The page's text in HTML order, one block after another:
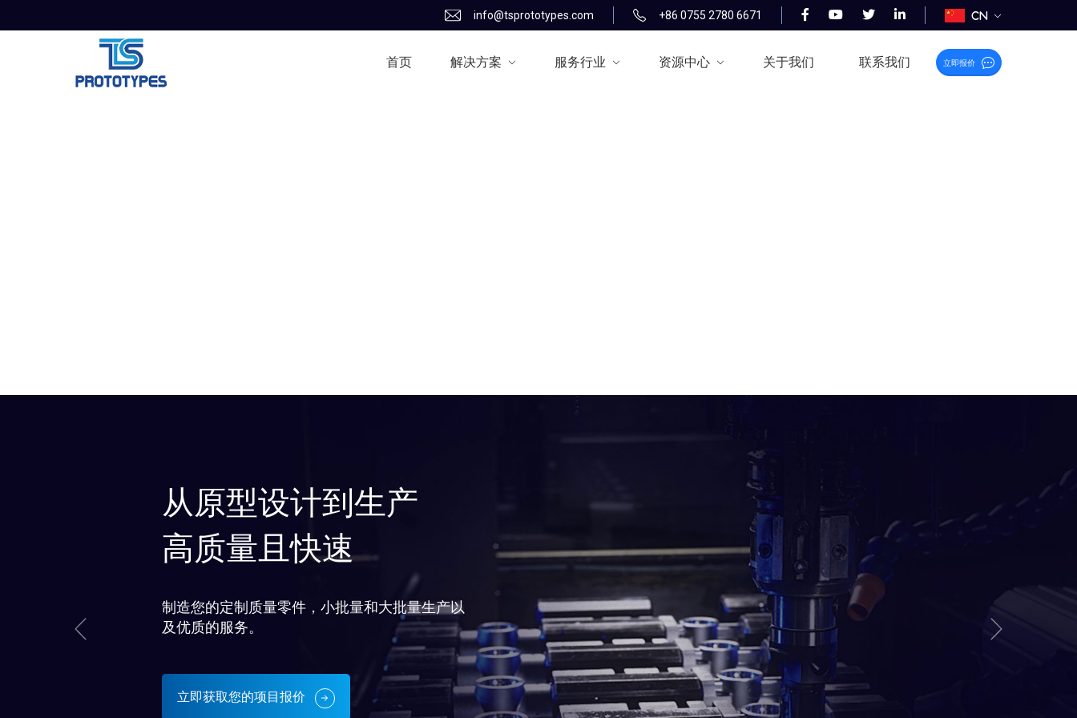
info@tsprototypes.com +86 0755 2780 6671 Cn
首页 解决方案 服务行业 资源中心 关于我们 联系我们 立即报价
从原型设计到生产
高质量且快速
制造您的定制质量零件，小批量和大批量生产以
及优质的服务。
立即获取您的项目报价